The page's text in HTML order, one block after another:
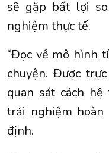
sẽ gặp bất lợi
nghiệm thực tế.
“Đọc về mô hình
chuyện. Được
quan sát cách
trải nghiệm hoàn
định.